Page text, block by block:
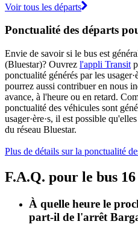
Voir tous les départs
Ponctualité des départs
Envie de savoir si le bus est
(Bluestar)? Ouvrez l'appli Transit
ponctualité générés par les
pourrez aussi contribuer en nous
avance, à l'heure ou en retard.
ponctualité des véhicules sont
usager·ère·s, il est possible
du réseau Bluestar.
Plus de détails sur la ponctualité
F.A.Q. pour le bus
À quelle heure le
part-il de l'arrêt